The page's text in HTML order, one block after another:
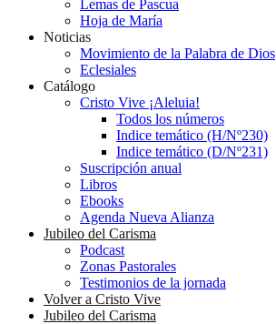
Lemas de Pascua
Hoja de María
Noticias
Movimiento de la Palabra de Dios
Eclesiales
Catálogo
Cristo Vive ¡Aleluia!
Todos los números
Indice temático (H/Nº230)
Indice temático (D/Nº231)
Suscripción anual
Libros
Ebooks
Agenda Nueva Alianza
Jubileo del Carisma
Podcast
Zonas Pastorales
Testimonios de la jornada
Volver a Cristo Vive
Jubileo del Carisma